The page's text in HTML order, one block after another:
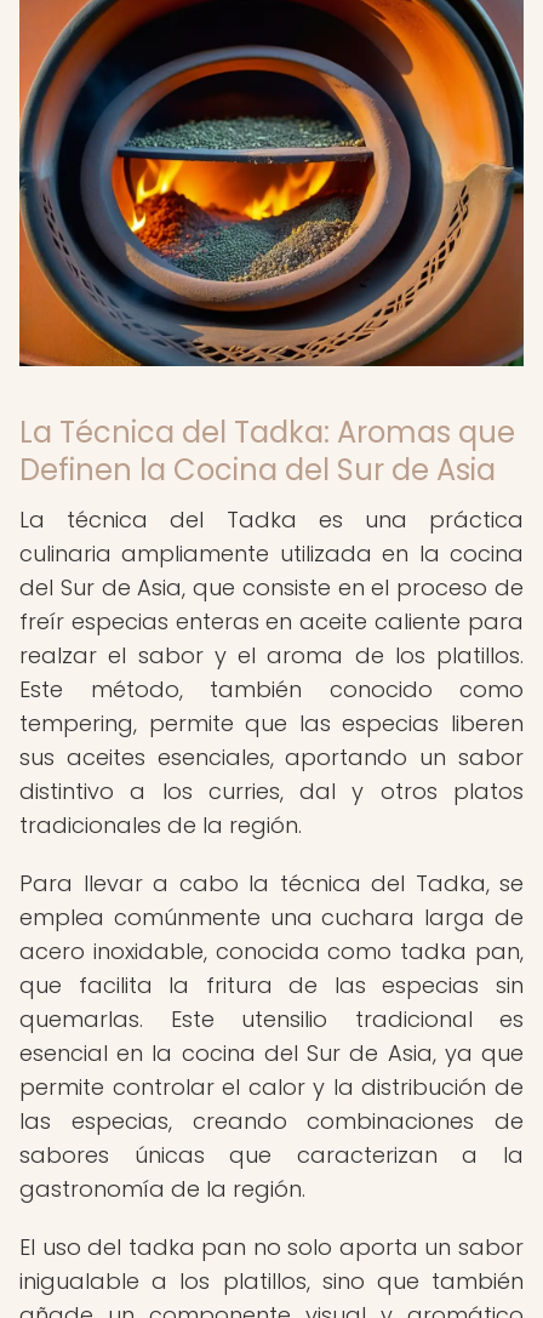
La Técnica del Tadka: Aromas que
Definen la Cocina del Sur de Asia
La técnica del Tadka es una práctica
culinaria ampliamente utilizada en la cocina
del Sur de Asia, que consiste en el proceso de
freír especias enteras en aceite caliente para
realzar el sabor y el aroma de los platillos.
Este método, también conocido como
tempering, permite que las especias liberen
sus aceites esenciales, aportando un sabor
distintivo a los curries, dal y otros platos
tradicionales de la región.
Para llevar a cabo la técnica del Tadka, se
emplea comúnmente una cuchara larga de
acero inoxidable, conocida como tadka pan,
que facilita la fritura de las especias sin
quemarlas. Este utensilio tradicional es
esencial en la cocina del Sur de Asia, ya que
permite controlar el calor y la distribución de
las especias, creando combinaciones de
sabores únicas que caracterizan a la
gastronomía de la región.
El uso del tadka pan no solo aporta un sabor
inigualable a los platillos, sino que también